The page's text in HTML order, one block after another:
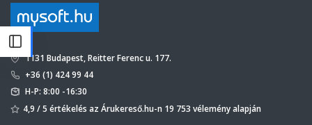
1131 Budapest, Reitter Ferenc u. 177.
+36 (1) 424 99 44
H-P: 8:00 -16:30
4,9 / 5 értékelés az Árukereső.hu-n 19 753 vélemény alapján